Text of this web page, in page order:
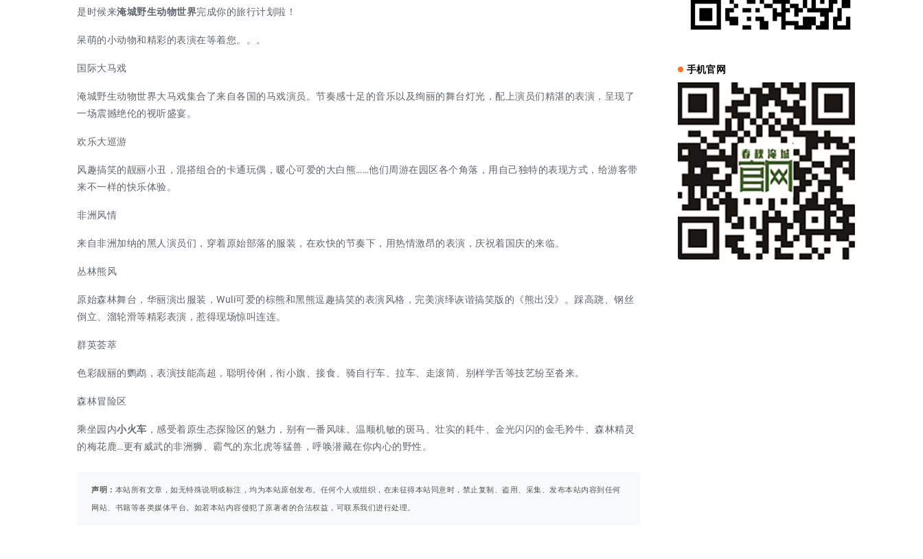
是时候来淹城野生动物世界完成你的旅行计划啦！
呆萌的小动物和精彩的表演在等着您。。。
国际大马戏
淹城野生动物世界大马戏集合了来自各国的马戏演员。节奏感十足的音乐以及绚丽的舞台灯光，配上演员们精湛的表演，呈现了
一场震撼绝伦的视听盛宴。
欢乐大巡游
风趣搞笑的靓丽小丑，混搭组合的卡通玩偶，暖心可爱的大白熊……他们周游在园区各个角落，用自己独特的表现方式，给游客带
来不一样的快乐体验。
非洲风情
来自非洲加纳的黑人演员们，穿着原始部落的服装，在欢快的节奏下，用热情激昂的表演，庆祝着国庆的来临。
丛林熊风
原始森林舞台，华丽演出服装，Wuli可爱的棕熊和黑熊逗趣搞笑的表演风格，完美演绎诙谐搞笑版的《熊出没》。踩高跷、钢丝
倒立、溜轮滑等精彩表演，惹得现场惊叫连连。
群英荟萃
色彩靓丽的鹦鹉，表演技能高超，聪明伶俐，衔小旗、接食、骑自行车、拉车、走滚筒、别样学舌等技艺纷至沓来。
森林冒险区
乘坐园内小火车 ，感受着原生态探险区的魅力，别有一番风味。温顺机敏的斑马、壮实的耗牛、金光闪闪的金毛羚牛、森林精灵
的梅花鹿…更有威武的非洲狮、霸气的东北虎等猛兽，呼唤潜藏在你内心的野性。
声明： 本站所有文章，如无特殊说明或标注，均为本站原创发布。任何个人或组织，在未征得本站同意时，禁止复制、盗用、采集、发布本站内容到任何
网站、书籍等各类媒体平台。如若本站内容侵犯了原著者的合法权益，可联系我们进行处理。
手机官网